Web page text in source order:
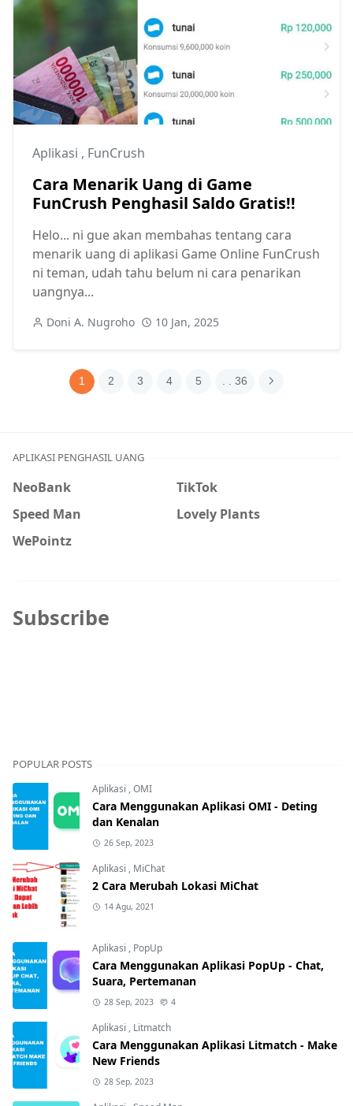
Aplikasi , FunCrush
Cara Menarik Uang di Game
FunCrush Penghasil Saldo Gratis!!
Helo... ni gue akan membahas tentang cara
menarik uang di aplikasi Game Online FunCrush
ni teman, udah tahu belum ni cara penarikan
uangnya...
Doni A. Nugroho 10 Jan, 2025
1 2 3 4 5 . . 36
APLIKASI PENGHASIL UANG
NeoBank
TikTok
Speed Man
Lovely Plants
WePointz
Subscribe
POPULAR POSTS
Aplikasi ,OMI
Cara Menggunakan Aplikasi OMI - Deting
dan Kenalan
26 Sep, 2023
Aplikasi , MiChat
2 Cara Merubah Lokasi MiChat
14 Agu, 2021
Aplikasi , PopUp
Cara Menggunakan Aplikasi PopUp - Chat,
Suara, Pertemanan
28 Sep, 2023 4
Aplikasi , Litmatch
Cara Menggunakan Aplikasi Litmatch - Make
New Friends
28 Sep, 2023